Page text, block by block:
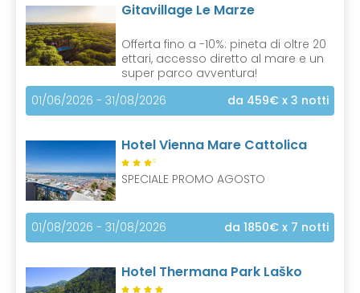
Gitavillage Le Marze
Offerta fino a -10%: pineta di oltre 20
ettari, accesso diretto al mare e un
super parco avventura!
01/06/2026 - 31/08/2026
da 459€ x 3 notti
Hotel Vienna Mare Cattolica
S
SPECIALE PROMO AGOSTO
01/08/2026 - 31/08/2026 da 1850€ x 7 notti
Hotel Thermana Park Laško